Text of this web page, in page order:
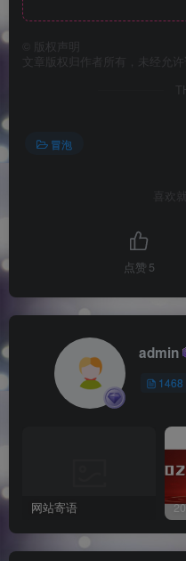
版权声明
文章版权归作者所有，未经允许
冒泡
喜欢
点赞 5
admin
1468
网站寄语